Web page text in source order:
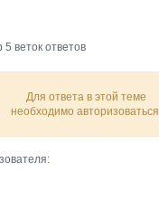
веток ответов
Для ответа в этой теме
необходимо авторизоваться.